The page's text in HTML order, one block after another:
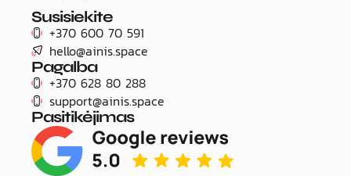
Susisiekite
+370 600 70 591
hello@ainis.space
Pagalba
+370 628 80 288
support@ainis.space
Pasitikėjimas